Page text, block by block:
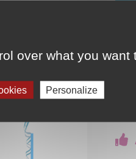
over what you want
Personalize